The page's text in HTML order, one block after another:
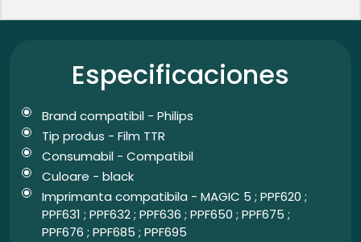
Especificaciones
Brand compatibil - Philips
Tip produs - Film TTR
Consumabil - Compatibil
Culoare - black
Imprimanta compatibila - MAGIC 5 ; PPF620 ;
PPF631 ; PPF632 ; PPF636 ; PPF650 ; PPF675 ;
PPF676 ; PPF685 ; PPF695